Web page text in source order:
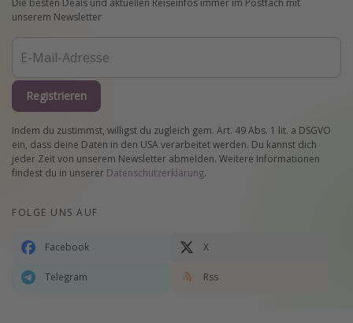
unserem Newsletter
Registrieren
Indem du zustimmst, willigst du zugleich gem. Art. 49 Abs. 1 lit. a DSGVO
ein, dass deine Daten in den USA verarbeitet werden. Du kannst dich
jeder Zeit von unserem Newsletter abmelden. Weitere Informationen
findest du in unserer Datenschutzerklärung.
FOLGE UNS AUF
Facebook X
Telegram Rss